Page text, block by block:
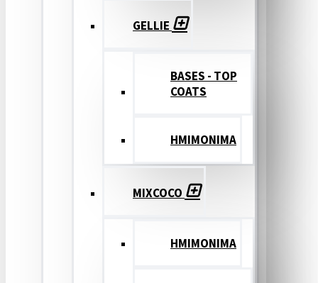
GELLIE
BASES - TOP
COATS
ΗΜΙΜΟΝΙΜΑ
MIXCOCO
HMIMONIMA